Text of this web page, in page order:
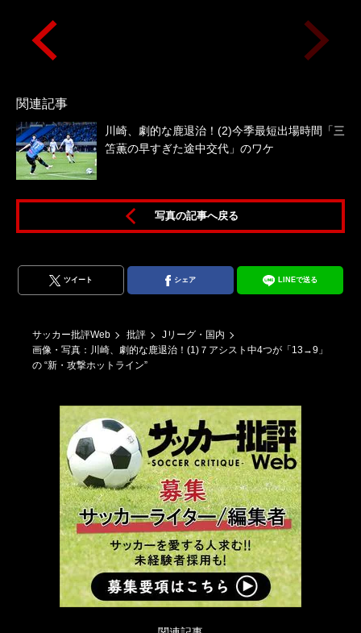
関連記事
川崎、劇的な鹿退治！(2)今季最短出場時間「三
笘薫の早すぎた途中交代」のワケ
写真の記事へ戻る
ツイート シェア LINEで送る
サッカー批評Web 批評
Jリーグ・国内
画像・写真：川崎、劇的な鹿退治！(1)７アシスト中4つが「13→9」
の “新・攻撃ホットライン”